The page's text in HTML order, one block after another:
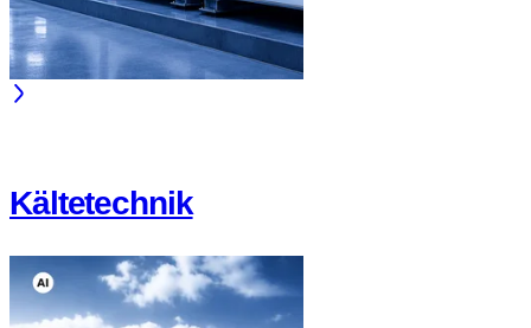
Kältetechnik